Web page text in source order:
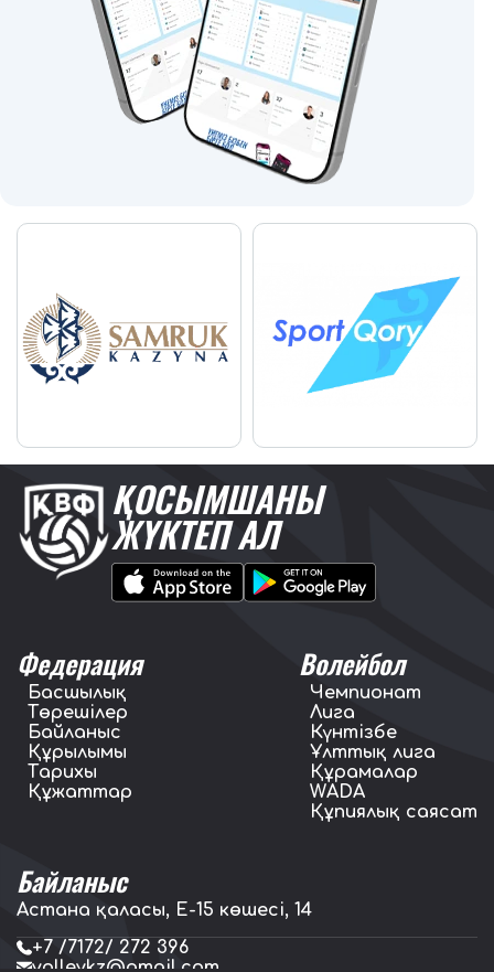
ҚОСЫМШАНЫ
ЖҮКТЕП АЛ
Федерация
Басшылық
Төрешілер
Байланыс
Құрылымы
Тарихы
Құжаттар
Волейбол
Чемпионат
Лига
Күнтізбе
Ұлттық лига
Құрамалар
WADA
Құпиялық саясат
Байланыс
Астана қаласы, E-15 көшесі, 14
+7 /7172/ 272 396
volleykz@gmail.com